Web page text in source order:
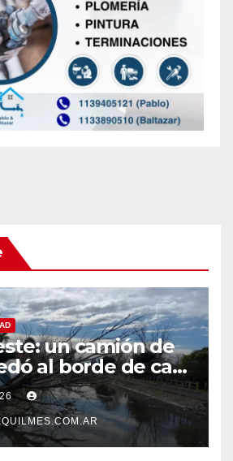
un camión de
al borde de caer
Piedras